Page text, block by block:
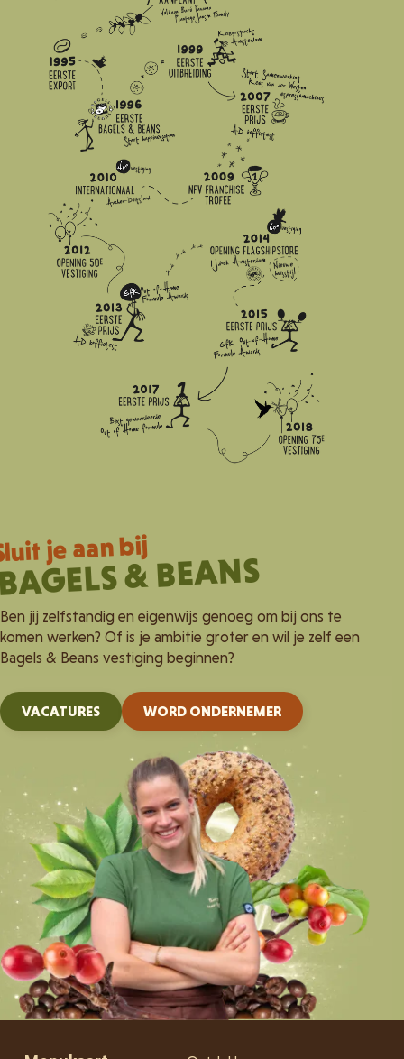
je aan bij
& BEANS
Ben jij zelfstandig en eigenwijs genoeg om bij ons te
komen werken? Of is je ambitie groter en wil je zelf een
Bagels & Beans vestiging beginnen?
VACATURES WORD ONDERNEMER